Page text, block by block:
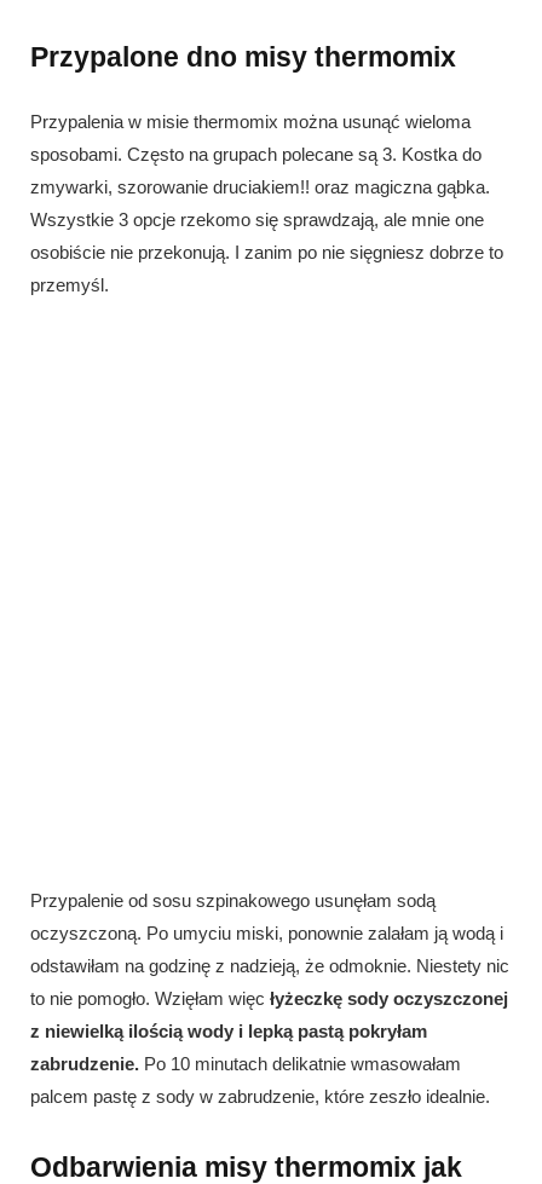
Przypalone dno misy thermomix
Przypalenia w misie thermomix można usunąć wieloma
sposobami. Często na grupach polecane są 3. Kostka do
zmywarki, szorowanie druciakiem!! oraz magiczna gąbka.
Wszystkie 3 opcje rzekomo się sprawdzają, ale mnie one
osobiście nie przekonują. I zanim po nie sięgniesz dobrze to
przemyśl.
Przypalenie od sosu szpinakowego usunęłam sodą
oczyszczoną. Po umyciu miski, ponownie zalałam ją wodą i
odstawiłam na godzinę z nadzieją, że odmoknie. Niestety nic
to nie pomogło. Wzięłam więc łyżeczkę sody oczyszczonej
z niewielką ilością wody i lepką pastą pokryłam
zabrudzenie. Po 10 minutach delikatnie wmasowałam
palcem pastę z sody w zabrudzenie, które zeszło idealnie.
Odbarwienia misy thermomix jak